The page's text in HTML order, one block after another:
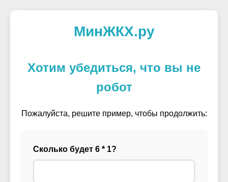
МинЖКХ.ру
Хотим убедиться, что вы не
робот
Пожалуйста, решите пример, чтобы продолжить:
Сколько будет 6 * 1?